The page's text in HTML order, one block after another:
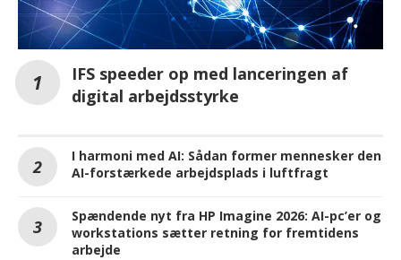
IFS speeder op med lanceringen af
digital arbejdsstyrke
I harmoni med AI: Sådan former mennesker den
AI-forstærkede arbejdsplads i luftfragt
Spændende nyt fra HP Imagine 2026: AI-pc’er og
workstations sætter retning for fremtidens
arbejde